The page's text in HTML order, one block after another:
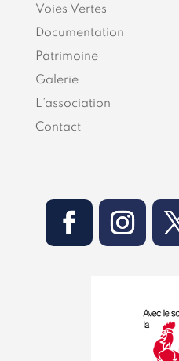
Voies Vertes
Documentation
Patrimoine
Galerie
L’association
Contact